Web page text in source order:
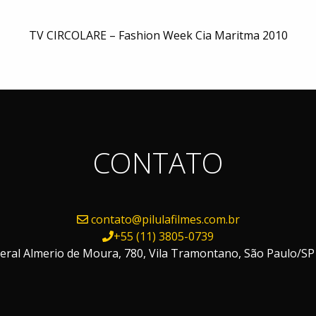
TV CIRCOLARE – Fashion Week Cia Maritma 2010
CONTATO
contato@pilulafilmes.com.br
+55 (11) 3805-0739
Almerio de Moura, 780, Vila Tramontano, São Paulo/